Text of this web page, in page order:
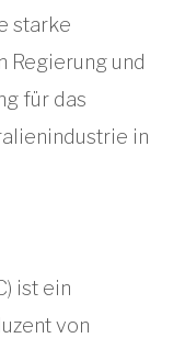
starke
Regierung und
für das
in
ist ein
von